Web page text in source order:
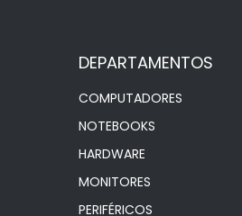
DEPARTAMENTOS
COMPUTADORES
NOTEBOOKS
HARDWARE
MONITORES
PERIFÉRICOS